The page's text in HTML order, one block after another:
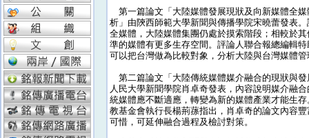
第一篇論文「大陸媒體發展現狀及向新媒體全
析」由陝西師範大學新聞與傳播學院宋曉蕾發表
全媒體，大陸媒體集團仍處於摸索階段；相較於
準的媒體有更多生存空間。評論人聯合報總編輯
可以把台灣做為比較對象，分析大陸與台灣媒體
第二篇論文「大陸傳統媒體媒介融合的現狀與
人民大學新聞學院肖卓奇發表，內容說明媒介融
統媒體應不斷適應，轉變為新的媒體產業才能生
教基金會執行長楊荊蓀指出，肖卓奇的論文內容
可惜，可延伸融合過程及檢討對策。